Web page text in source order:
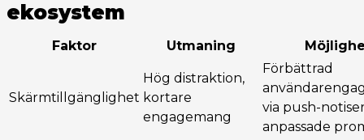
ekosystem
Faktor Utmaning
Skärmtillgänglighet
Hög distraktion,
kortare
engagemang
Förbättrad
via push-
anpassade